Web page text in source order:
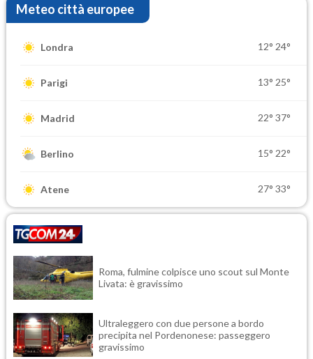
Meteo città europee
Londra 12° 24°
Parigi 13° 25°
Madrid 22° 37°
Berlino 15° 22°
Atene 27° 33°
Roma, fulmine colpisce uno scout sul Monte
Livata: è gravissimo
Ultraleggero con due persone a bordo
precipita nel Pordenonese: passeggero
gravissimo